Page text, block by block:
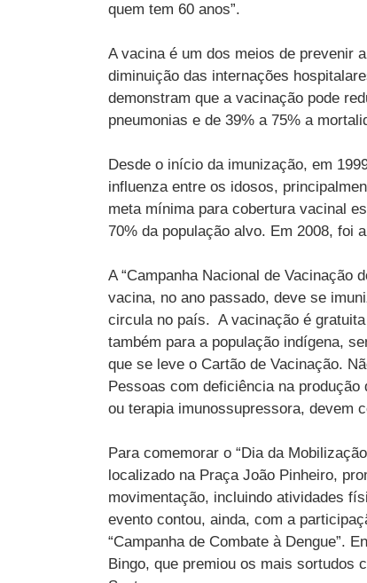
quem tem 60 anos”.
A vacina é um dos meios de prevenir
diminuição das internações
demonstram que a vacinação pode
pneumonias e de 39% a 75% a
Desde o início da imunização, em
influenza entre os idosos,
meta mínima para cobertura vacinal
70% da população alvo. Em 2008, foi
A “Campanha Nacional de Vacinação
vacina, no ano passado, deve se
circula no país. A vacinação é
também para a população indígena,
que se leve o Cartão de Vacinação.
Pessoas com deficiência na
ou terapia imunossupressora, devem
Para comemorar o “Dia da
localizado na Praça João Pinheiro,
movimentação, incluindo atividades
evento contou, ainda, com a
“Campanha de Combate à Dengue”.
Bingo, que premiou os mais sortudos